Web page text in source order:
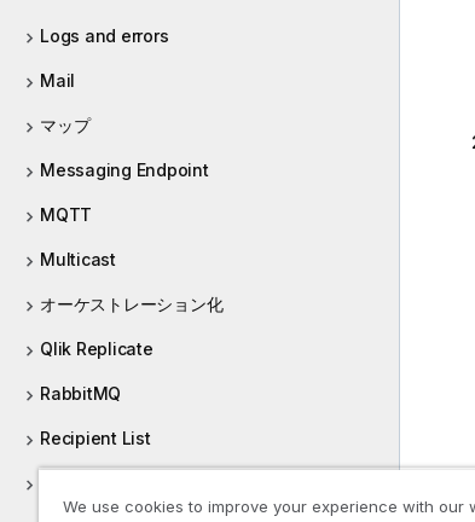
Logs and errors
Mail
マップ
Messaging Endpoint
MQTT
Multicast
オーケストレーション化
Qlik Replicate
RabbitMQ
Recipient List
We use cookies to improve your experience with our